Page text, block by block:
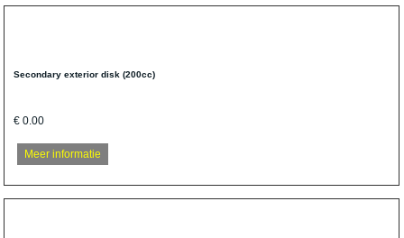
Secondary exterior disk (200cc)
€ 0.00
Meer informatie